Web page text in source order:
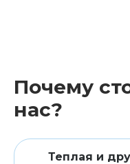
Почему
нас?
Теплая и